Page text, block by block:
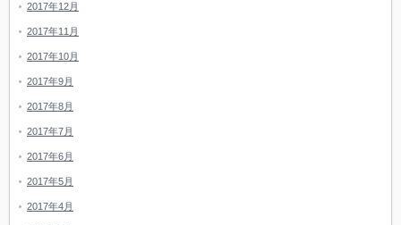
2017年12月
2017年11月
2017年10月
2017年9月
2017年8月
2017年7月
2017年6月
2017年5月
2017年4月